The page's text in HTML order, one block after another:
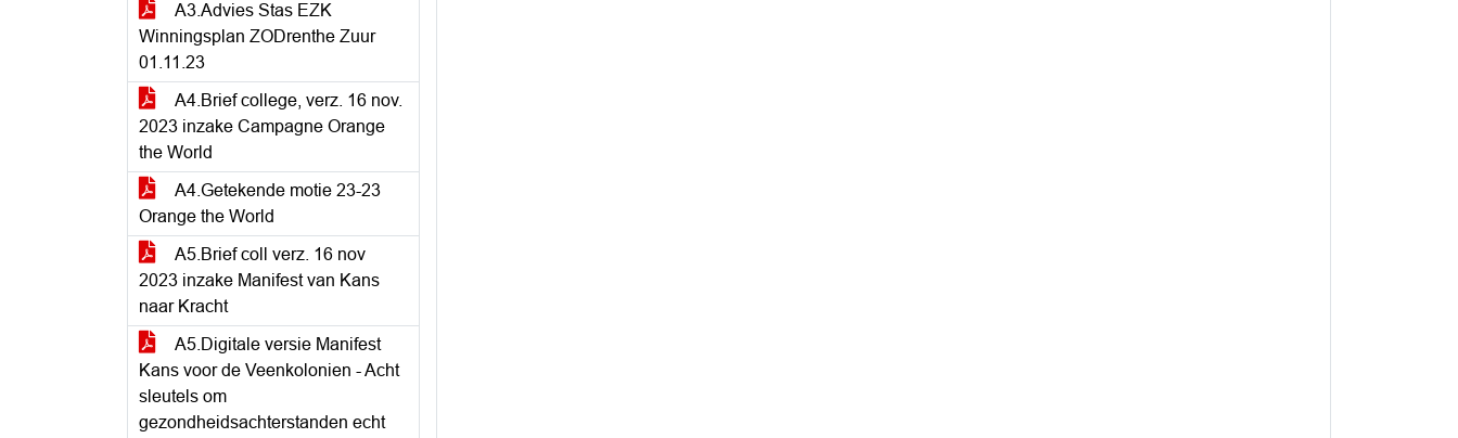
A3.Advies Stas EZK
Winningsplan ZODrenthe Zuur
01.11.23
A4.Brief college, verz. 16 nov.
2023 inzake Campagne Orange
the World
A4.Getekende motie 23-23
Orange the World
A5.Brief coll verz. 16 nov
2023 inzake Manifest van Kans
naar Kracht
A5.Digitale versie Manifest
Kans voor de Veenkolonien - Acht
sleutels om
gezondheidsachterstanden echt